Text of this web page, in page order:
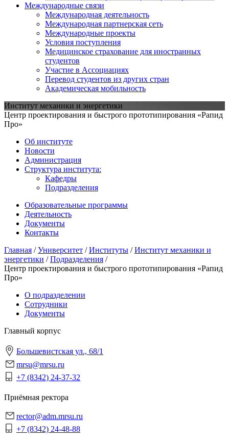
Международные связи
Международная деятельность
Международная партнерская сеть
Международные проекты
Условия поступления
Медицинское страхование для иностранных
студентов
Участие в Ассоциациях
Перевод студентов из других стран
Академическая мобильность
Институт механики и энергетики
Центр проектирования и быстрого прототипирования «Рапид
Про»
Об институте
Новости
Администрация
Структура института:
Кафедры
Подразделения
Образовательные программы
Деятельность
Документы
Контакты
Главная /Университет /Институты /Институт механики и
энергетики /Подразделения /
Центр проектирования и быстрого прототипирования «Рапид
Про»
О подразделении
Сотрудники
Документы
Главный корпус
Большевистская ул., 68/1
mrsu@mrsu.ru
+7 (8342) 24-37-32
Приёмная ректора
rector@adm.mrsu.ru
+7 (8342) 24-48-88